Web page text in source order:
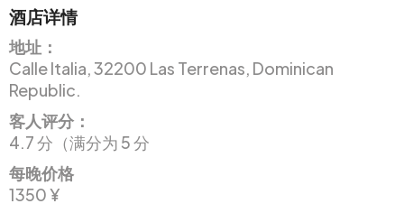
酒店详情
地址：
Calle Italia, 32200 Las Terrenas, Dominican
Republic.
客人评分：
4.7 分（满分为 5 分
每晚价格
1350 ¥